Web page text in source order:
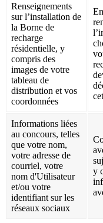
Renseignements
sur l’installation de
la Borne de
recharge
résidentielle, y
compris des
images de votre
tableau de
distribution et vos
coordonnées
Informations liées
au concours, telles
que votre nom,
votre adresse de
courriel, votre
nom d'Utilisateur
et/ou votre
identifiant sur les
réseaux sociaux
y